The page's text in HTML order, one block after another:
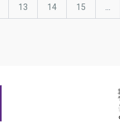
Page
13 Page
14 Page
15 …